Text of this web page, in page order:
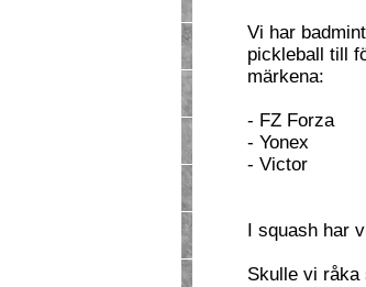
Vi har
pickleball till
märkena:
- FZ Forza
- Yonex
- Victor
I squash har
Skulle vi råka